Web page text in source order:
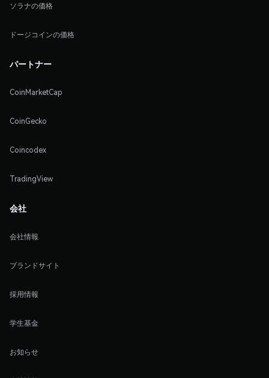
ソラナの価格
ドージコインの価格
パートナー
CoinMarketCap
CoinGecko
Coincodex
TradingView
会社
会社情報
ブランドサイト
採用情報
学生基金
お知らせ